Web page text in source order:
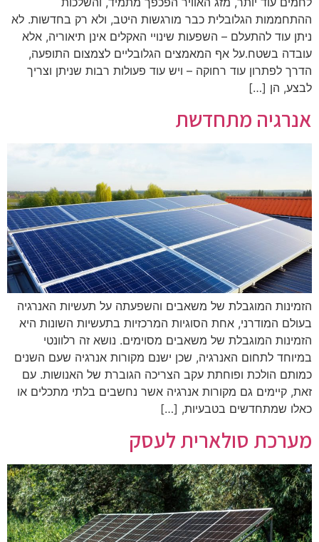
ההתחממות הגלובלית כבר מורגשות היטב, ולא רק בחדשות. לא
ניתן עוד להתעלם – השפעות שינויי האקלים אינן תיאוריה, אלא
עובדה בשטח.על אף המאמצים הגלובליים לצמצום התופעה,
הדרך לפתרון עוד רחוקה – ויש עוד פעולות רבות שניתן וצריך
לבצע, הן […]
אנרגיה מתחדשת
הזמינות המוגבלת של משאבים והשפעתה על תעשיות האנרגיה
בעולם המודרני, אחת הסוגיות המרכזיות בתעשיות השונות היא
הזמינות המוגבלת של משאבים מסוימים. נושא זה רלוונטי
במיוחד לתחום האנרגיה, שכן ישנם מקורות אנרגיה שעם השנים
כמותם הולכת ופוחתת עקב הצריכה הגוברת של האנושות. עם
זאת, קיימים גם מקורות אנרגיה אשר נחשבים בלתי מתכלים או
כאלו שמתחדשים בטבעיות, […]
מערכת סולארית לעסק